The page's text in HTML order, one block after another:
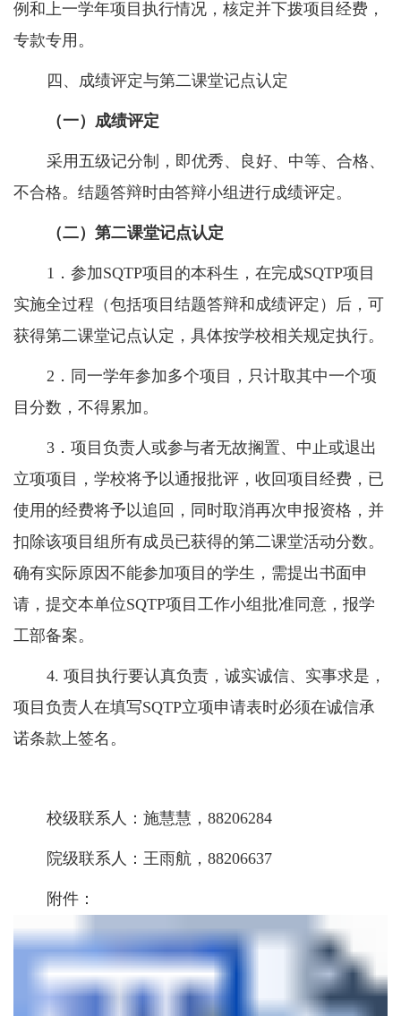
例和上一学年项目执行情况，核定并下拨项目经费，
专款专用。
四、成绩评定与第二课堂记点认定
（一）成绩评定
采用五级记分制，即优秀、良好、中等、合格、
不合格。结题答辩时由答辩小组进行成绩评定。
（二）第二课堂记点认定
1 ．参加SQTP项目的本科生，在完成SQTP项目
实施全过程（包括项目结题答辩和成绩评定）后，可
获得第二课堂记点认定，具体按学校相关规定执行。
2 ．同一学年参加多个项目，只计取其中一个项
目分数，不得累加。
3 ．项目负责人或参与者无故搁置、中止或退出
立项项目，学校将予以通报批评，收回项目经费，已
使用的经费将予以追回，同时取消再次申报资格，并
扣除该项目组所有成员已获得的第二课堂活动分数。
确有实际原因不能参加项目的学生，需提出书面申
请，提交本单位SQTP项目工作小组批准同意，报学
工部备案。
4. 项目执行要认真负责，诚实诚信、实事求是，
项目负责人在填写SQTP立项申请表时必须在诚信承
诺条款上签名。
校级联系人：施慧慧， 88206284
院级联系人：王雨航， 88206637
附件：